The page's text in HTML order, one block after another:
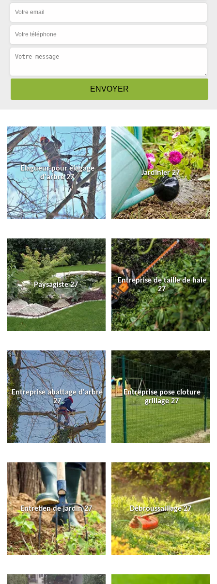
Elagueur pour élagage
d'arbre 27
Jardinier 27
Paysagiste 27
Entreprise de taille de haie
27
Entreprise abattage d'arbre
27
Entreprise pose cloture
grillage 27
Entretien de jardin 27 Débroussaillage 27